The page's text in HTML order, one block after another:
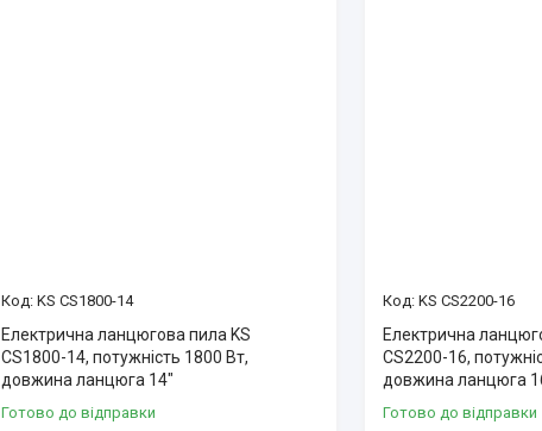
KS CS1800-14
Електрична ланцюгова пила KS
CS1800-14, потужність 1800 Вт,
довжина ланцюга 14"
Готово до відправки
KS CS2200-16
Електрична
CS2200-16,
довжина ланцюга
Готово до відправки